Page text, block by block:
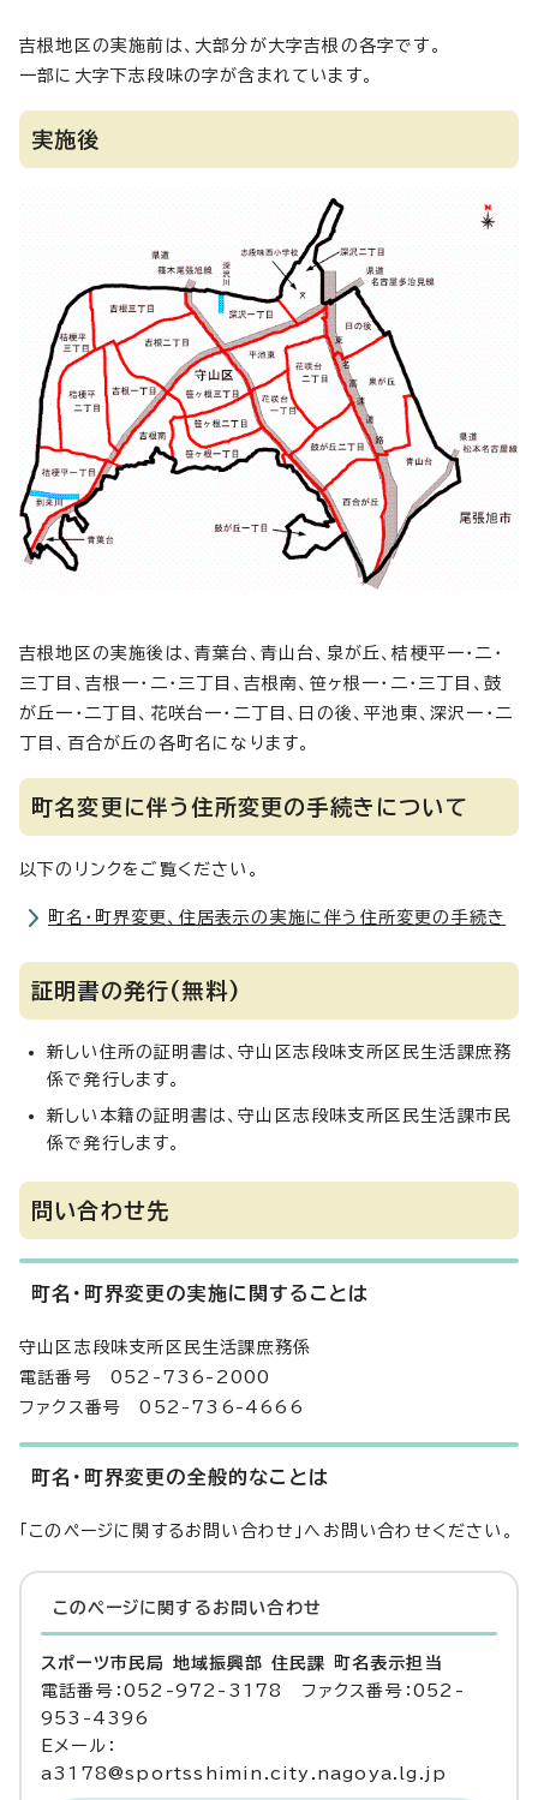
吉根地区の実施前は、大部分が大字吉根の各字です。
一部に大字下志段味の字が含まれています。
実施後
吉根地区の実施後は、青葉台、青山台、泉が丘、桔梗平一・二・
三丁目、吉根一・二・三丁目、吉根南、笹ヶ根一・二・三丁目、鼓
が丘一・二丁目、花咲台一・二丁目、日の後、平池東、深沢一・二
丁目、百合が丘の各町名になります。
町名変更に伴う住所変更の手続きについて
以下のリンクをご覧ください。
町名・町界変更、住居表示の実施に伴う住所変更の手続き
証明書の発行(無料)
新しい住所の証明書は、守山区志段味支所区民生活課庶務
係で発行します。
新しい本籍の証明書は、守山区志段味支所区民生活課市民
係で発行します。
問い合わせ先
町名・町界変更の実施に関することは
守山区志段味支所区民生活課庶務係
電話番号 052-736-2000
ファクス番号 052-736-4666
町名・町界変更の全般的なことは
「このページに関するお問い合わせ」へお問い合わせください。
このページに関する お問い合わせ
スポーツ市民局 地域振興部 住民課 町名表示担当
電話番号：052-972-3178 ファクス番号：052-
953-4396
Eメール：
a3178@sportsshimin.city.nagoya.lg.jp